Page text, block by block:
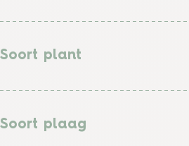
Soort plant
Soort plaag